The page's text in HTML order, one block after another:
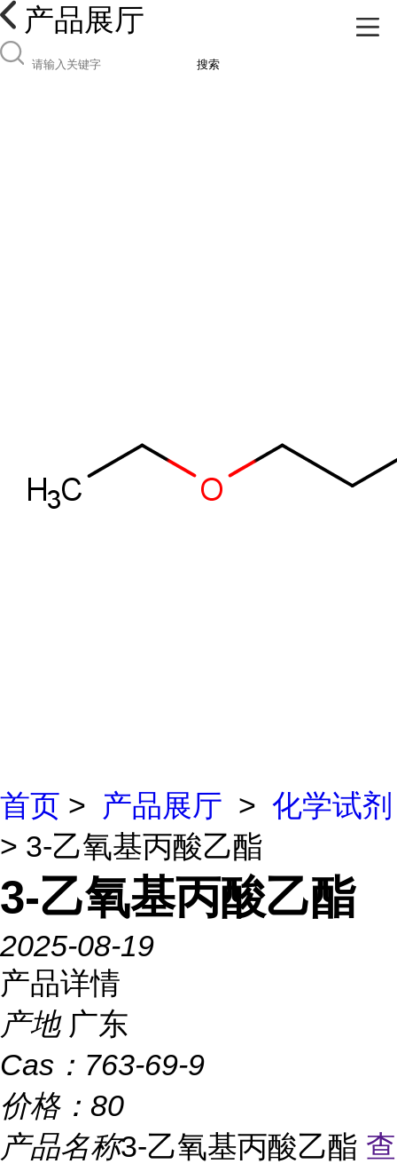
产品展厅
搜索
首页 > 产品展厅 > 化学试剂
> 3-乙氧基丙酸乙酯
3-乙氧基丙酸乙酯
2025-08-19
产品详情
产地 广东
Cas： 763-69-9
价格： 80
产品名称3-乙氧基丙酸乙酯 查